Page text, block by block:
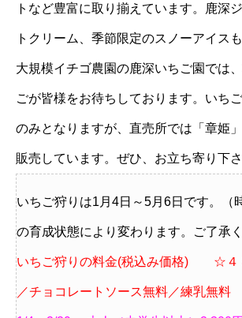
トなど豊富に取り揃えています。鹿深
トクリーム、季節限定のスノーアイスも
大規模イチゴ農園の鹿深いちご園では
ごが皆様をお待ちしております。いち
のみとなりますが、直売所では「章姫
販売しています。ぜひ、お立ち寄り下さ
いちご狩りは1月4日～5月6日です。（
の育成状態により変わります。ご了承く
いちご狩りの料金(税込み価格) ☆４
／チョコレートソース無料／練乳無料